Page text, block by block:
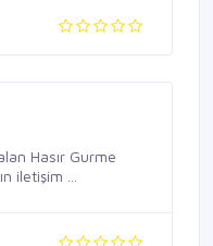
Hasır Gurme
iletişim ...